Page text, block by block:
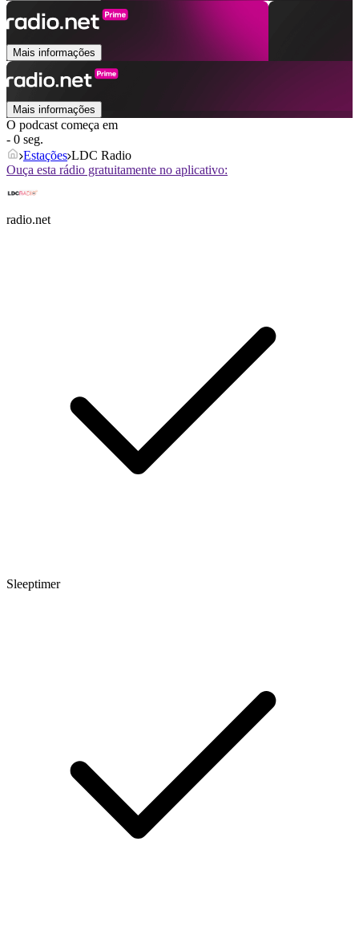
Mais informações
Mais informações
O podcast começa em
- 0 seg.
Estações LDC Radio
Ouça esta rádio gratuitamente no aplicativo:
radio.net
Sleeptimer